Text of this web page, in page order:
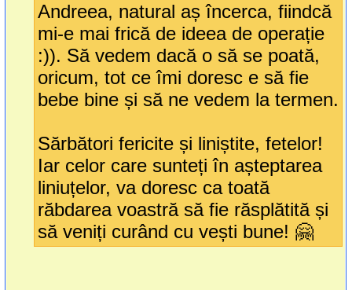
Andreea, natural aș încerca, fiindcă
mi-e mai frică de ideea de operație
:)). Să vedem dacă o să se poată,
oricum, tot ce îmi doresc e să fie
bebe bine și să ne vedem la termen.
Sărbători fericite și liniștite, fetelor!
Iar celor care sunteți în așteptarea
liniuțelor, va doresc ca toată
răbdarea voastră să fie răsplătită și
să veniți curând cu vești bune! 🤗